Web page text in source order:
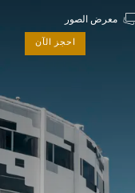
احجز الآن
معرض الصور